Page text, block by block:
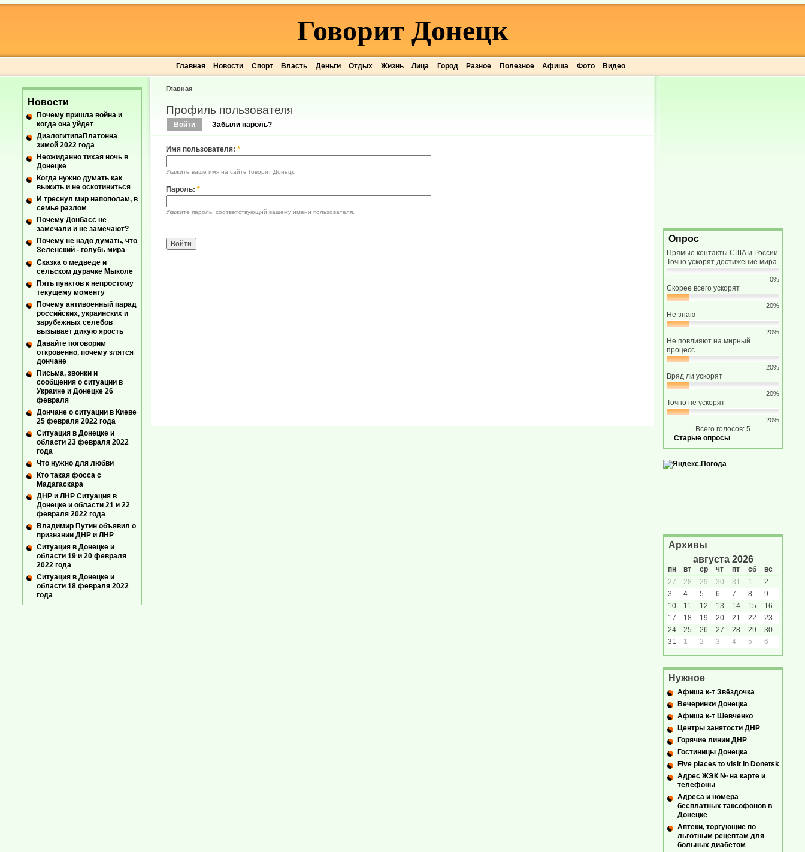
Главная Новости Спорт Власть Деньги Отдых Жизнь Лица Город Разное Полезное Афиша Фото Видео
Говорит Донецк
Главная
Профиль пользователя
Войти Забыли пароль?
Имя пользователя: *
Укажите ваше имя на сайте Говорит Донецк.
Пароль: *
Укажите пароль, соответствующий вашему имени пользователя.
Новости
Почему пришла война и
когда она уйдет
ДиалогитипаПлатонна
зимой 2022 года
Неожиданно тихая ночь в
Донецке
Когда нужно думать как
выжить и не оскотиниться
И треснул мир напополам, в
семье разлом
Почему Донбасс не
замечали и не замечают?
Почему не надо думать, что
Зеленский - голубь мира
Сказка о медведе и
сельском дурачке Мыколе
Пять пунктов к непростому
текущему моменту
Почему антивоенный парад
российских, украинских и
зарубежных селебов
вызывает дикую ярость
Давайте поговорим
откровенно, почему злятся
дончане
Письма, звонки и
сообщения о ситуации в
Украине и Донецке 26
февраля
Дончане о ситуации в Киеве
25 февраля 2022 года
Ситуация в Донецке и
области 23 февраля 2022
года
Что нужно для любви
Кто такая фосса с
Мадагаскара
ДНР и ЛНР Ситуация в
Донецке и области 21 и 22
февраля 2022 года
Владимир Путин объявил о
признании ДНР и ЛНР
Ситуация в Донецке и
области 19 и 20 февраля
2022 года
Ситуация в Донецке и
области 18 февраля 2022
года
Опрос
Прямые контакты США и России
Точно ускорят достижение мира
0%
Скорее всего ускорят
20%
Не знаю
20%
Не повлияют на мирный
процесс
20%
Вряд ли ускорят
20%
Точно не ускорят
20%
Всего голосов: 5
Старые опросы
Архивы
августа 2026
пн вт ср чт пт сб
вс
27
28 29 30 31 1
2
3
4 5 6 7 8
9
10
11 12 13 14 15
16
17
18 19 20 21 22
23
24
25 26 27 28 29
30
31
1 2 3 4 5 6
Нужное
Афиша к-т Звёздочка
Вечеринки Донецка
Афиша к-т Шевченко
Центры занятости ДНР
Горячие линии ДНР
Гостиницы Донецка
Five places to visit in Donetsk
Адрес ЖЭК № на карте и
телефоны
Адреса и номера
бесплатных таксофонов в
Донецке
Аптеки, торгующие по
льготным рецептам для
больных диабетом